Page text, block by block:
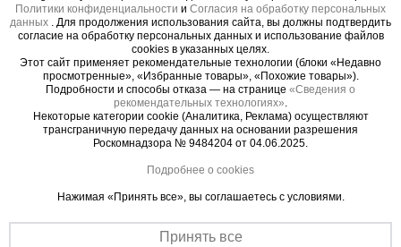
безопасности в строительстве» и СНиП 3.03.01-
87 «Несущие ограждающие конструкции».
Важные преимущества –
эффективная работа
Обладает высокой прочностью при малом весе. Соответствует
Политики конфиденциальности и Согласия на обработку персональных
данных . Для продолжения использования сайта, вы должны подтвердить
согласие на обработку персональных данных и использование файлов
cookies в указанных целях.
Этот сайт применяет рекомендательные технологии (блоки «Недавно
просмотренные», «Избранные товары», «Похожие товары»).
Подробности и способы отказа — на странице «Сведения о
рекомендательных технологиях».
Некоторые категории cookie (Аналитика, Реклама) осуществляют
трансграничную передачу данных на основании разрешения
Роскомнадзора № 9484204 от 04.06.2025.
Подробнее о cookies
Нажимая «Принять все», вы соглашаетесь с условиями.
Принять все